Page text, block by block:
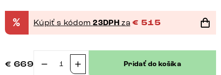
% Kúpiť s kódom23DPH za € 515
€ 669
množstvo
Pridať do košíka